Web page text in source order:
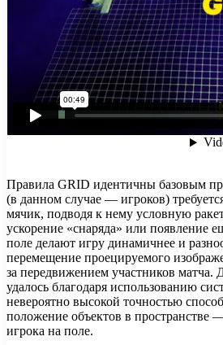
Правила GRID идентичны базовым
(в данном случае — игроков)
мячик, подводя к нему условную
ускорение «снаряда» или появление
поле делают игру динамичнее и
перемещение проецируемого
за передвижением участников матча.
удалось благодаря использованию
невероятно высокой точностью
положение объектов в
игрока на поле.